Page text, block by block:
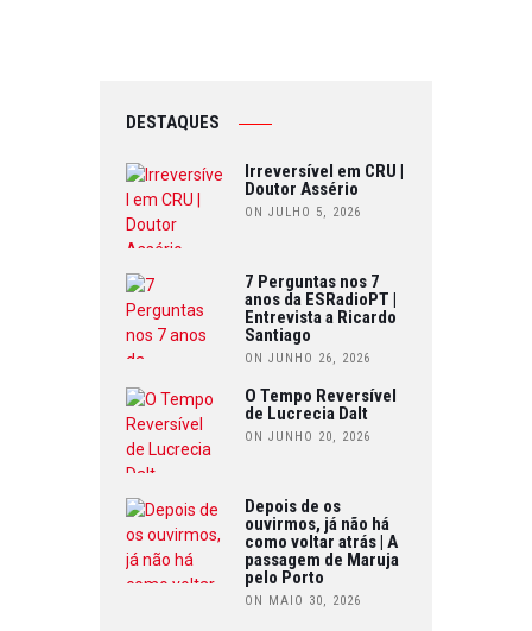
DESTAQUES
Irreversível em CRU |
Doutor Assério
ON JULHO 5, 2026
7 Perguntas nos 7
anos da ESRadioPT |
Entrevista a Ricardo
Santiago
ON JUNHO 26, 2026
O Tempo Reversível
de Lucrecia Dalt
ON JUNHO 20, 2026
Depois de os
ouvirmos, já não há
como voltar atrás | A
passagem de Maruja
pelo Porto
ON MAIO 30, 2026